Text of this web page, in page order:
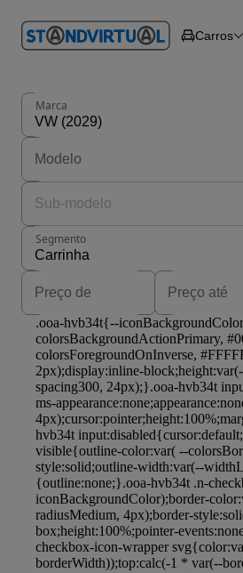
em
Carros Carros
Carros
Marca
Segmento